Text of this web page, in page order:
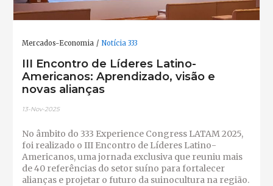
Mercados-Economia Notícia 333
III Encontro de Líderes Latino-
Americanos: Aprendizado, visão e
novas alianças
13-Nov-2025
No âmbito do 333 Experience Congress LATAM 2025,
foi realizado o III Encontro de Líderes Latino-
Americanos, uma jornada exclusiva que reuniu mais
de 40 referências do setor suíno para fortalecer
alianças e projetar o futuro da suinocultura na região.